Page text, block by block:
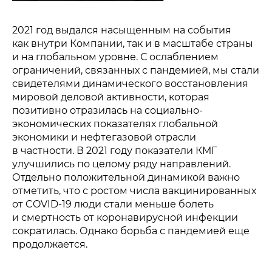
2021 год выдался насыщенным на события
как внутри Компании, так и в масштабе страны
и на глобальном уровне. С ослаблением
ограничений, связанных с пандемией, мы стали
свидетелями динамического восстановления
мировой деловой активности, которая
позитивно отразилась на социально-
экономических показателях глобальной
экономики и нефтегазовой отрасли
в частности. В 2021 году показатели КМГ
улучшились по целому ряду направлений.
Отдельно положительной динамикой важно
отметить, что с ростом числа вакцинированных
от COVID-19 люди стали меньше болеть
и смертность от коронавирусной инфекции
сократилась. Однако борьба с пандемией еще
продолжается.